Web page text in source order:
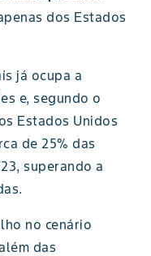
dos Estados
já ocupa a
e, segundo o
Estados Unidos
de 25% das
superando a
no cenário
das